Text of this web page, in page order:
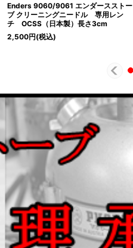
Enders 9060/9061 エンダースストー
ブ クリーニングニードル 専用レン
チ OCSS（日本製）長さ3cm
2,500円(税込)